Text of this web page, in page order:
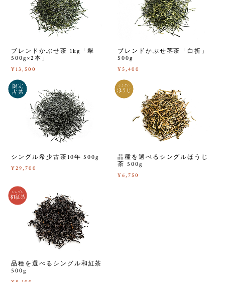
ブレンドかぶせ茶 1kg「翠
500g×2本」
¥13,500
ブレンドかぶせ茎茶「白折」
500g
¥5,400
シングル希少古茶10年 500g
¥29,700
品種を選べるシングルほうじ
茶 500g
¥6,750
品種を選べるシングル和紅茶
500g